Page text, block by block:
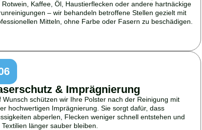
Rotwein, Kaffee, Öl, Haustierflecken oder andere hartnäckige
– wir behandeln betroffene Stellen gezielt mit
Mitteln, ohne Farbe oder Fasern zu beschädigen.
& Imprägnierung
Wunsch schützen wir Ihre Polster nach der Reinigung mit
hochwertigen Imprägnierung. Sie sorgt dafür, dass
abperlen, Flecken weniger schnell entstehen und
Textilien länger sauber bleiben.